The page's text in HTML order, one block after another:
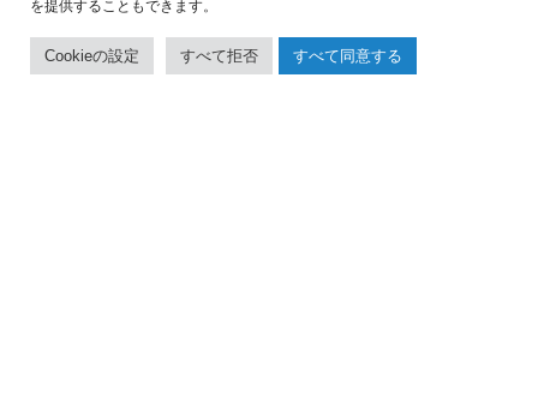
お問い合わせ
を提供することもできます。
Cookieの設定 すべて拒否 すべて同意する